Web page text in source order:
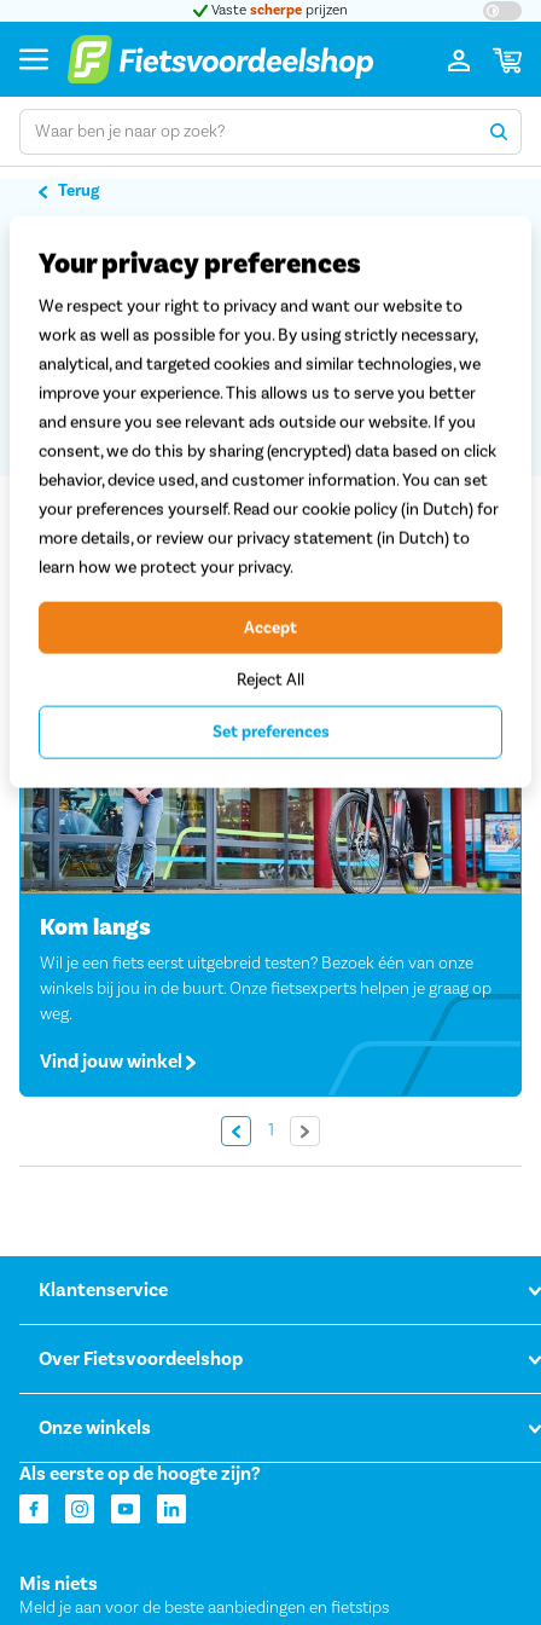
Vaste scherpe prijzen
Terug
Ken je de Lentekoopjes van Fietsvoordeelshop.nl al? Heel veel e-bikes,
stadsfietsen en bakfietsen zijn tijdelijk extra zonnig geprijsd. Profiteer
van kortingen tot maar liefst 40 procent!
Bekijk en vergelijk alle actiemodellen hieronder. Bestel direct en laat je
nieuwe fiets snel thuisbezorgen. Wil je jouw droomfiets liever eerst
testen?Kom naar een winkel bij jou in de buurten maak een proefrit
in het voorjaarszonnetje.
Fiets voordelig het voorjaar in
Sorteren
Filter
Kom langs
Wil je een fiets eerst uitgebreid testen? Bezoek één van onze
winkels bij jou in de buurt. Onze fietsexperts helpen je graag op
weg.
Vind jouw winkel
« Vorige
1 Volgende »
Klantenservice
Over Fietsvoordeelshop
Onze winkels
Als eerste op de hoogte zijn?
Mis niets
Meld je aan voor de beste aanbiedingen en fietstips
Your privacy preferences
We respect your right to privacy and want our website to
work as well as possible for you. By using strictly necessary,
analytical, and targeted cookies and similar technologies, we
improve your experience. This allows us to serve you better
and ensure you see relevant ads outside our website. If you
consent, we do this by sharing (encrypted) data based on click
behavior, device used, and customer information. You can set
your preferences yourself. Read our cookie policy (in Dutch) for
more details, or review our privacy statement (in Dutch) to
learn how we protect your privacy.
Reject All
Accept
Set preferences